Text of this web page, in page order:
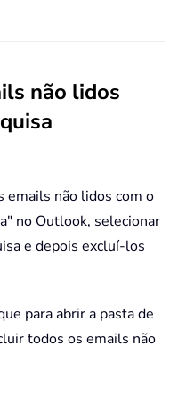
não lidos
emails não lidos com o
no Outlook, selecionar
e depois excluí-los
para abrir a pasta de
todos os emails não